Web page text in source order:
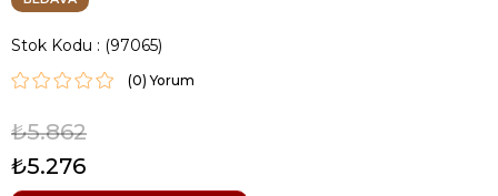
Stok Kodu (97065)
(0)
₺5.862
₺5.276